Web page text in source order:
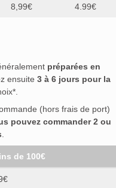
8,99€ 4.99€
préparées en
ensuite 3 à 6 jours pour la
(hors frais de port)
pouvez commander 2 ou
.
de 100€